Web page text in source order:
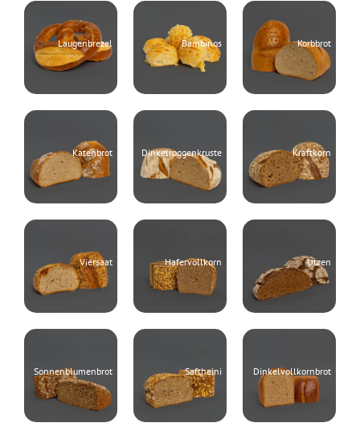
Laugenbrezel Bambinos Korbbrot
Katenbrot Dinkelroggenkruste Kraftkorn
Viersaat Hafervollkorn Ützen
Sonnenblumenbrot Saftheini Dinkelvollkornbrot